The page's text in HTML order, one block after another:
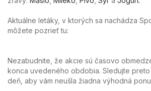
Aktuálne letáky, v ktorých sa nachádza
môžete pozrieť tu:
Nezabudnite, že akcie sú časovo
konca uvedeného obdobia. Sledujte
deň, aby vám neušla žiadna výhodná